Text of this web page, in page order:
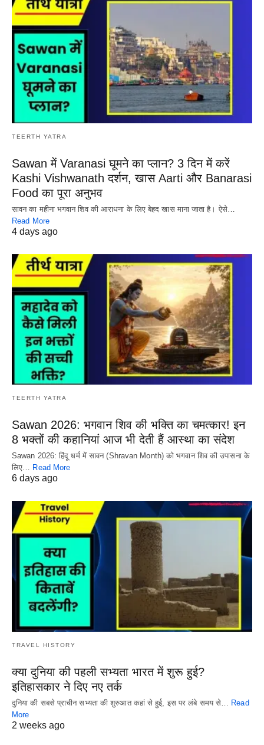
TEERTH YATRA
Sawan में Varanasi घूमने का प्लान? 3 दिन में करें
Kashi Vishwanath दर्शन, खास Aarti और Banarasi
Food का पूरा अनुभव
सावन का महीना भगवान शिव की आराधना के लिए बेहद खास माना जाता है। ऐसे…
Read More
4 days ago
TEERTH YATRA
Sawan 2026: भगवान शिव की भक्ति का चमत्कार! इन
8 भक्तों की कहानियां आज भी देती हैं आस्था का संदेश
Sawan 2026: हिंदू धर्म में सावन (Shravan Month) को भगवान शिव की उपासना के
लिए… Read More
6 days ago
TRAVEL HISTORY
क्या दुनिया की पहली सभ्यता भारत में शुरू हुई?
इतिहासकार ने दिए नए तर्क
दुनिया की सबसे प्राचीन सभ्यता की शुरुआत कहां से हुई, इस पर लंबे समय से… Read
More
2 weeks ago